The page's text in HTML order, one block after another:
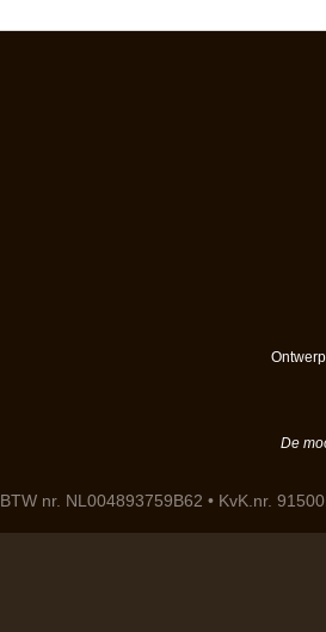
De
BTW nr. NL004893759B62 • KvK.nr.